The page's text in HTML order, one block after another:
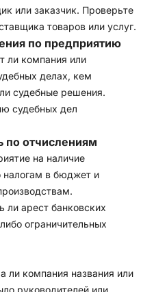
или заказчик. Проверьте
товаров или услуг.
по предприятию
ли компания или
делах, кем
судебные решения.
судебных дел
по отчислениям
на наличие
налогам в бюджет и
ли арест банковских
ограничительных
ли компания названия или
руководителей или